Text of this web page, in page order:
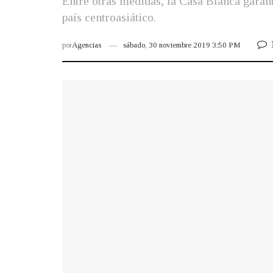
país centroasiático.
porAgencias sábado, 30 noviembre 2019 3:50 PM 1